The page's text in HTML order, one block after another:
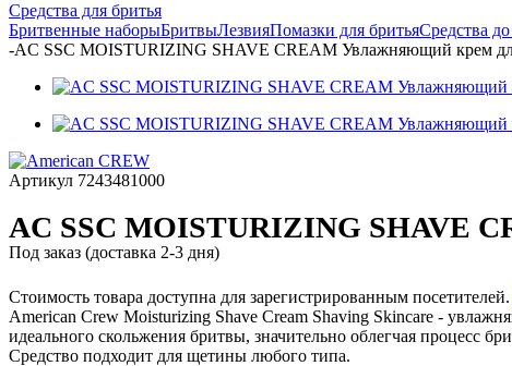
Средства для бритья
Бритвенные наборыБритвыЛезвияПомазки для бритьяСредства
-AC SSC MOISTURIZING SHAVE CREAM Увлажняющий крем
Артикул 7243481000
AC SSC MOISTURIZING SHAVE
Под заказ (доставка 2-3 дня)
Стоимость товара доступна для зарегистрированным посетителей.
American Crew Moisturizing Shave Cream Shaving Skincare -
идеального скольжения бритвы, значительно облегчая процесс
Средство подходит для щетины любого типа.